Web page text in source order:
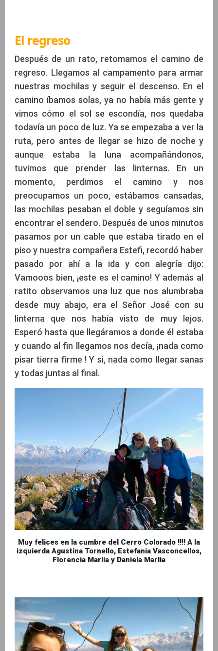
El regreso
Después de un rato, retomamos el camino de
regreso. Llegamos al campamento para armar
nuestras mochilas y seguir el descenso. En el
camino íbamos solas, ya no había más gente y
vimos cómo el sol se escondía, nos quedaba
todavía un poco de luz. Ya se empezaba a ver la
ruta, pero antes de llegar se hizo de noche y
aunque estaba la luna acompañándonos,
tuvimos que prender las linternas. En un
momento, perdimos el camino y nos
preocupamos un poco, estábamos cansadas,
las mochilas pesaban el doble y seguíamos sin
encontrar el sendero. Después de unos minutos
pasamos por un cable que estaba tirado en el
piso y nuestra compañera Estefi, recordó haber
pasado por ahí a la ida y con alegría dijo:
Vamooos bien, ¡este es el camino! Y además al
ratito observamos una luz que nos alumbraba
desde muy abajo, era el Señor José con su
linterna que nos había visto de muy lejos.
Esperó hasta que llegáramos a donde él estaba
y cuando al fin llegamos nos decía, ¡nada como
pisar tierra firme ! Y si, nada como llegar sanas
y todas juntas al final.
Muy felices en la cumbre del Cerro Colorado !!!! A la
izquierda Agustina Tornello, Estefania Vasconcellos,
Florencia Marlia y Daniela Marlia